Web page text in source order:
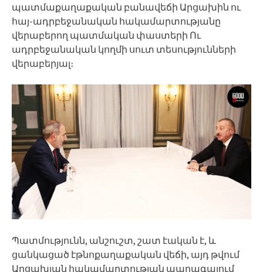
պատմաքաղաքական բանավեճի Արցախին ու
հայ-ադրբեջանական հակամարտությանը
վերաբերող պատմական փաստերի Ու
ադրբեջանական կողմի սուտ տեսությունների
վերաբերյալ։
Պատմությունն, անշուշտ, շատ էական է, և
ցանկացած էթնոքաղաքական վեճի, այդ թվում
Արցախյան հակամարտության պարագայում